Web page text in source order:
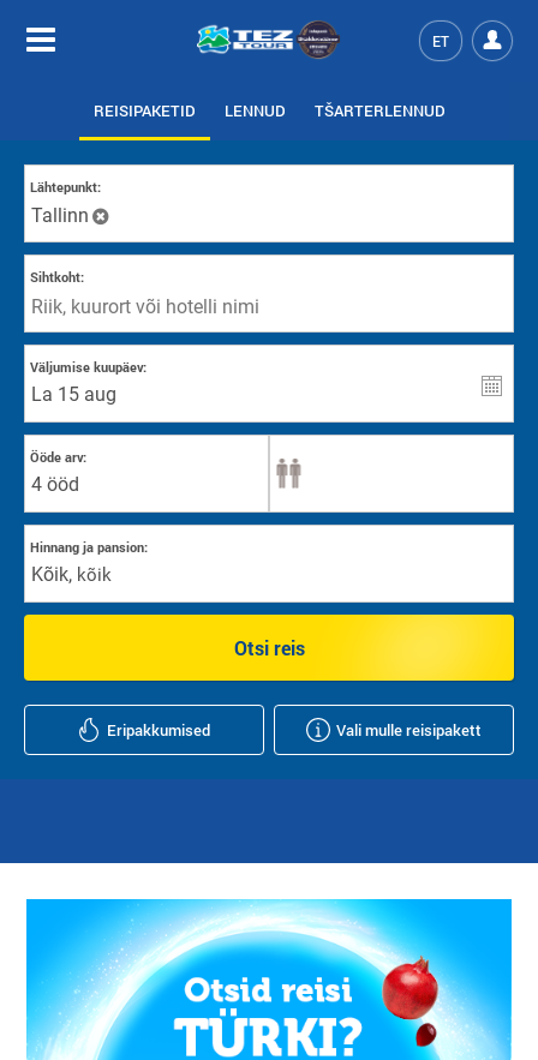
ET
REISIPAKETID LENNUD TŠARTERLENNUD
Lähtepunkt:
Tallinn
Sihtkoht:
Väljumise kuupäev:
Ööde arv:
4 ööd
Hinnang ja pansion:
Kõik, kõik
Otsi reis
Eripakkumised Vali mulle reisipakett